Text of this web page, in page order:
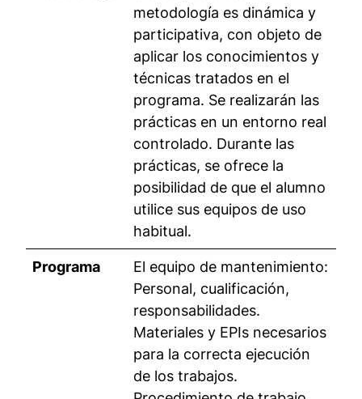
metodología es dinámica y
participativa, con objeto de
aplicar los conocimientos y
técnicas tratados en el
programa. Se realizarán las
prácticas en un entorno real
controlado. Durante las
prácticas, se ofrece la
posibilidad de que el alumno
utilice sus equipos de uso
habitual.
Programa
El equipo de mantenimiento:
Personal, cualificación,
responsabilidades.
Materiales y EPIs necesarios
para la correcta ejecución
de los trabajos.